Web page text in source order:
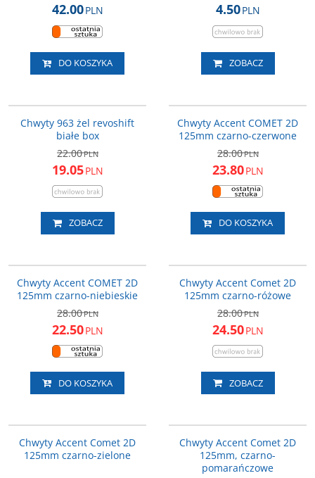
42.00PLN
DO KOSZYKA
4.50PLN
ZOBACZ
Chwyty 963 żel revoshift
białe box
22.00PLN
19.05PLN
ZOBACZ
Chwyty Accent COMET 2D
125mm czarno-czerwone
28.00PLN
23.80PLN
DO KOSZYKA
Chwyty Accent COMET 2D
125mm czarno-niebieskie
28.00PLN
22.50PLN
DO KOSZYKA
Chwyty Accent Comet 2D
125mm czarno-różowe
28.00PLN
24.50PLN
ZOBACZ
Chwyty Accent Comet 2D
125mm czarno-zielone
Chwyty Accent Comet 2D
125mm, czarno-
pomarańczowe